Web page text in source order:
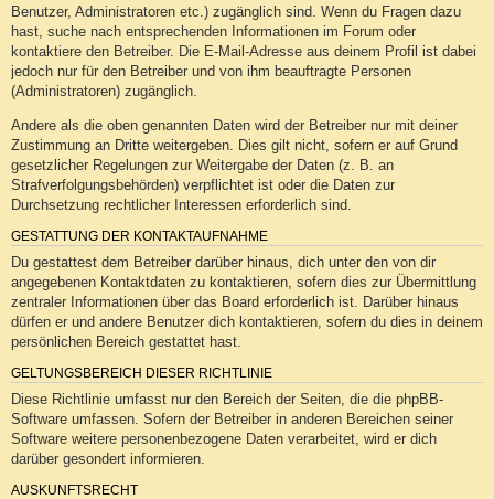
Benutzer, Administratoren etc.) zugänglich sind. Wenn du Fragen dazu
hast, suche nach entsprechenden Informationen im Forum oder
kontaktiere den Betreiber. Die E-Mail-Adresse aus deinem Profil ist dabei
jedoch nur für den Betreiber und von ihm beauftragte Personen
(Administratoren) zugänglich.
Andere als die oben genannten Daten wird der Betreiber nur mit deiner
Zustimmung an Dritte weitergeben. Dies gilt nicht, sofern er auf Grund
gesetzlicher Regelungen zur Weitergabe der Daten (z. B. an
Strafverfolgungsbehörden) verpflichtet ist oder die Daten zur
Durchsetzung rechtlicher Interessen erforderlich sind.
GESTATTUNG DER KONTAKTAUFNAHME
Du gestattest dem Betreiber darüber hinaus, dich unter den von dir
angegebenen Kontaktdaten zu kontaktieren, sofern dies zur Übermittlung
zentraler Informationen über das Board erforderlich ist. Darüber hinaus
dürfen er und andere Benutzer dich kontaktieren, sofern du dies in deinem
persönlichen Bereich gestattet hast.
GELTUNGSBEREICH DIESER RICHTLINIE
Diese Richtlinie umfasst nur den Bereich der Seiten, die die phpBB-
Software umfassen. Sofern der Betreiber in anderen Bereichen seiner
Software weitere personenbezogene Daten verarbeitet, wird er dich
darüber gesondert informieren.
AUSKUNFTSRECHT